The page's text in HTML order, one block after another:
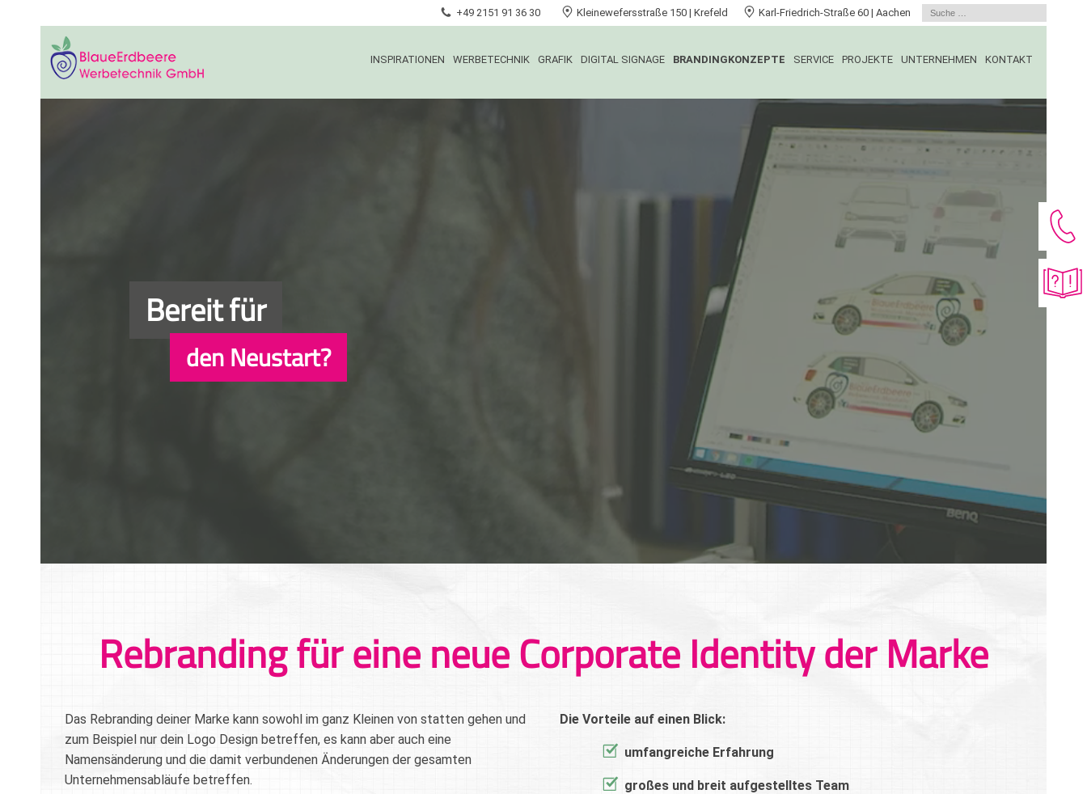
+49 2151 91 36 30 Kleinewefersstraße 150 | Krefeld Karl-Friedrich-Straße 60 | Aachen
INSPIRATIONEN WERBETECHNIK GRAFIK DIGITAL SIGNAGE BRANDINGKONZEPTE SERVICE PROJEKTE UNTERNEHMEN KONTAKT
Bereit für
den Neustart?
Rebranding für eine neue Corporate Identity der Marke
Das Rebranding deiner Marke kann sowohl im ganz Kleinen von statten gehen und
zum Beispiel nur dein Logo Design betreffen, es kann aber auch eine
Namensänderung und die damit verbundenen Änderungen der gesamten
Unternehmensabläufe betreffen.
Die Vorteile auf einen Blick:
umfangreiche Erfahrung
großes und breit aufgestelltes Team